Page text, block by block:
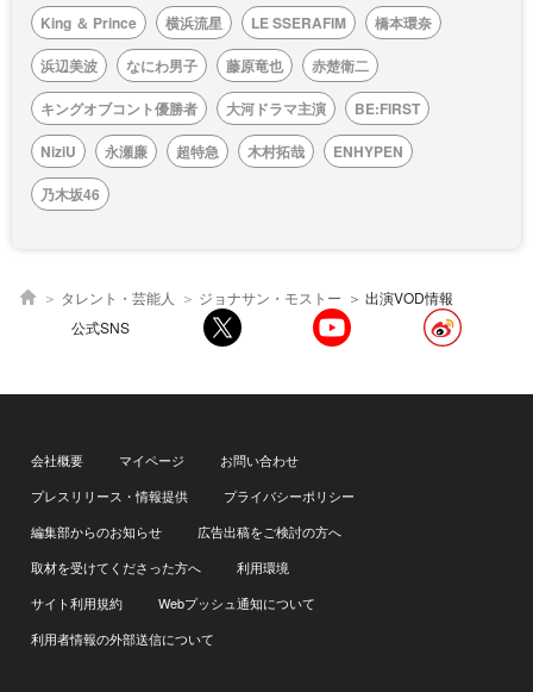
King ＆ Prince
横浜流星 LE SSERAFIM
橋本環奈
浜辺美波
なにわ男子 藤原竜也
赤楚衛二
キングオブコント優勝者
大河ドラマ主演
BE:FIRST
NiziU
永瀬廉 超特急 木村拓哉
ENHYPEN
乃木坂46
タレント・芸能人 ジョナサン・モストー
出演VOD情報
公式SNS
会社概要 マイページ
お問い合わせ
プレスリリース・情報提供
プライバシーポリシー
編集部からのお知らせ
広告出稿をご検討の方へ
取材を受けてくださった方へ
利用環境
サイト利用規約
Webプッシュ通知について
利用者情報の外部送信について